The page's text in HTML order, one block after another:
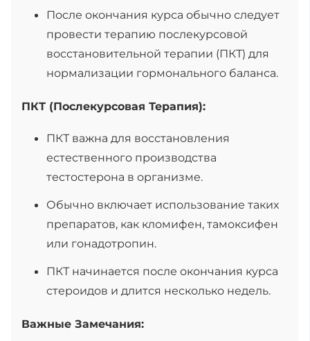
После окончания курса обычно следует
провести терапию послекурсовой
восстановительной терапии (ПКТ) для
нормализации гормонального баланса.
ПКТ (Послекурсовая Терапия):
ПКТ важна для восстановления
естественного производства
тестостерона в организме.
Обычно включает использование таких
препаратов, как кломифен, тамоксифен
или гонадотропин.
ПКТ начинается после окончания курса
стероидов и длится несколько недель.
Важные Замечания: